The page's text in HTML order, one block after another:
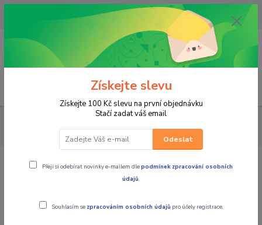
OPAVA 733537099/HLUČÍN
734541648/OLOMOUC 734593593
0,00 CZK
MINT MOTO sada čističe a maziva na
Získejte slevu
Získejte 100 Kč slevu na první objednávku
Stačí zadat váš email
Odeslat
Přeji si odebírat novinky e-mailem dlepodmínek zpracování osobních
údajů.
Souhlasím se zpracováním osobních údajů pro účely registrace.